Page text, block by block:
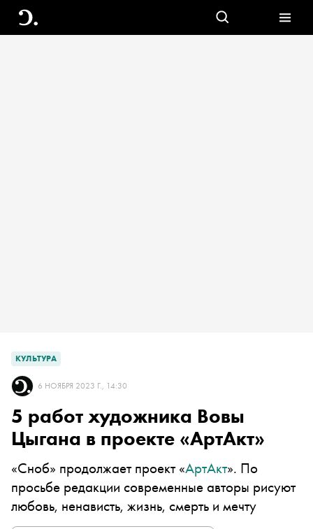
КУЛЬТУРА
6 НОЯБРЯ 2023 Г., 14:30
5 работ художника Вовы
Цыгана в проекте «АртАкт»
«Сноб» продолжает проект «АртАкт». По
просьбе редакции современные авторы рисуют
любовь, ненависть, жизнь, смерть и мечту